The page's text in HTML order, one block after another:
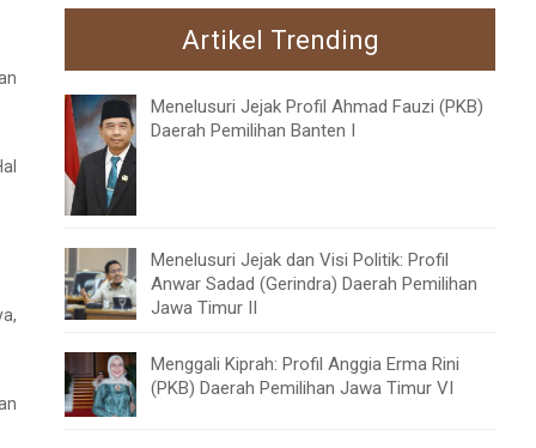
Artikel Trending
Menelusuri Jejak Profil Ahmad Fauzi (PKB)
Daerah Pemilihan Banten I
Menelusuri Jejak dan Visi Politik: Profil
Anwar Sadad (Gerindra) Daerah Pemilihan
Jawa Timur II
Menggali Kiprah: Profil Anggia Erma Rini
(PKB) Daerah Pemilihan Jawa Timur VI